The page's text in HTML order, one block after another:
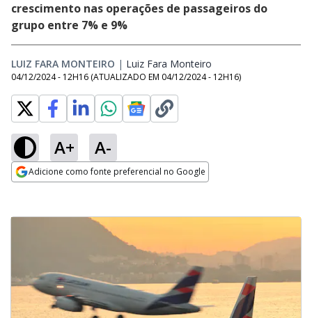
crescimento nas operações de passageiros do
grupo entre 7% e 9%
LUIZ FARA MONTEIRO | Luiz Fara Monteiro
04/12/2024 - 12H16 (ATUALIZADO EM 04/12/2024 - 12H16)
A+ A-
Adicione como fonte preferencial no Google